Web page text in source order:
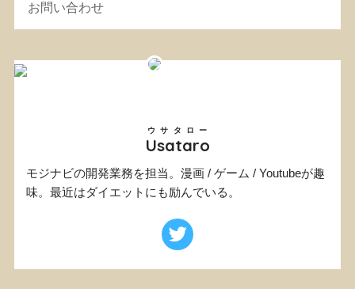
お問い合わせ
Usataro
ウサタロー
モジナビの開発業務を担当。漫画 / ゲーム / Youtubeが趣
味。最近はダイエットにも励んでいる。